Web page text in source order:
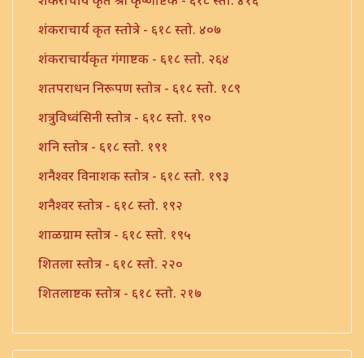
शंकराचार्य कृत स्तोत्रे - ६१८ स्तो. ४०७
शंकराचार्यकृत गंगाष्टक - ६१८ स्तो. २६४
शतपराधन निरूपण स्तोत्र - ६१८ स्तो. १८९
शत्रुविध्वंसिनी स्तोत्र - ६१८ स्तो. १९०
शनि स्तोत्र - ६१८ स्तो. १९१
शनैश्वर विनाशक स्तोत्र - ६१८ स्तो. १९३
शनैश्वर स्तोत्र - ६१८ स्तो. १९२
शाळग्राम स्तोत्र - ६१८ स्तो. १९५
शितला स्तोत्र - ६१८ स्तो. २२०
शितलाष्टक स्तोत्र - ६१८ स्तो. २१७
शिव नामावली - ६१८ स्तो. ३९०